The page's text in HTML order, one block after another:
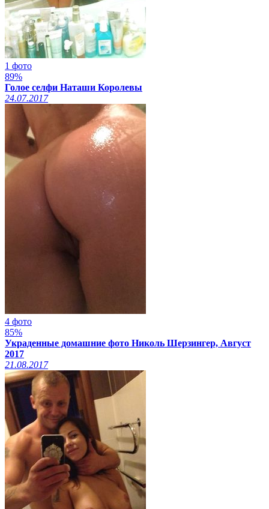
1 фото
89%
Голое селфи Наташи Королевы
24.07.2017
4 фото
85%
Украденные домашние фото Николь Шерзингер, Август
2017
21.08.2017